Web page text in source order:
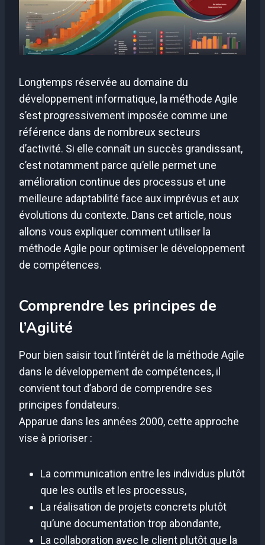
Longtemps réservée au domaine du
développement informatique, la méthode Agile
s’est progressivement imposée comme une
référence dans de nombreux secteurs
d’activité. Si elle connaît un succès grandissant,
c’est notamment parce qu’elle permet une
amélioration continue des processus et une
meilleure adaptabilité face aux imprévus et aux
évolutions du contexte. Dans cet article, nous
allons vous expliquer comment utiliser la
méthode Agile pour optimiser le développement
de compétences.
Comprendre les principes de
l’Agilité
Pour bien saisir tout l’intérêt de la méthode Agile
dans le développement de compétences, il
convient tout d’abord de comprendre ses
principes fondateurs.
Apparue dans les années 2000, cette approche
vise à prioriser :
La communication entre les individus plutôt
que les outils et les processus,
La réalisation de projets concrets plutôt
qu’une documentation trop abondante,
La collaboration avec le client plutôt que la